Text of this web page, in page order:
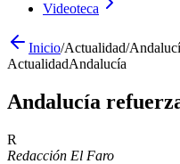
Videoteca
Inicio/Actualidad/
ActualidadAndalucía
Andalucía
R
Redacción El Faro